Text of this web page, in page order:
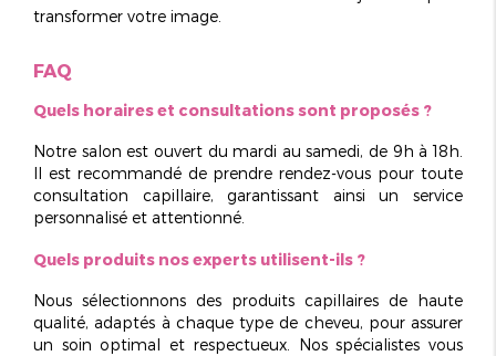
transformer votre image.
FAQ
Quels horaires et consultations sont proposés ?
Notre salon est ouvert du mardi au samedi, de 9h à 18h
Il est recommandé de prendre rendez-vous pour toute
consultation capillaire, garantissant ainsi un service
personnalisé et attentionné.
Quels produits nos experts utilisent-ils ?
Nous sélectionnons des produits capillaires de haute
qualité, adaptés à chaque type de cheveu, pour assurer
un soin optimal et respectueux. Nos spécialistes vous